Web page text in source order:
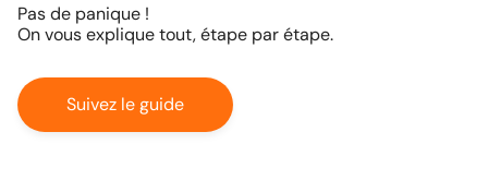
Pas de panique !
On vous explique tout, étape par étape.
Suivez le guide